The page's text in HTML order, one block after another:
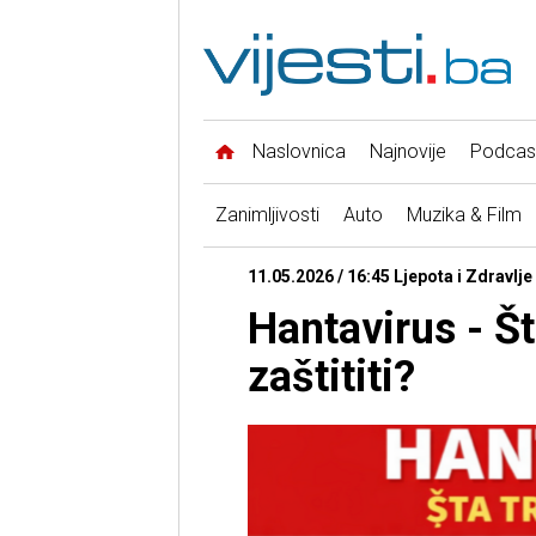
Naslovnica Najnovije
Zanimljivosti Auto Muzika & Film
11.05.2026 / 16:45 Ljepota i
Hantavirus -
zaštititi?